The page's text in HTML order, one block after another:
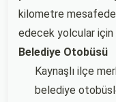
kilometre
edecek yolcular için
Belediye Otobüsü
Kaynaşlı ilçe
belediye